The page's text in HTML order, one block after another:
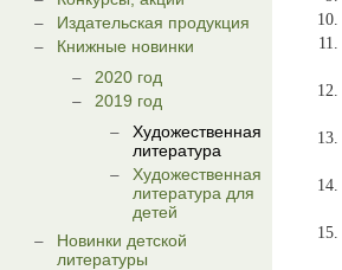
Издательская продукция
Книжные новинки
2020 год
2019 год
Художественная
литература
Художественная
литература для
детей
Новинки детской
литературы